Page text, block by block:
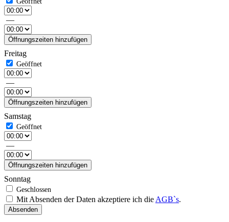
—
Öffnungszeiten hinzufügen
Freitag
—
Öffnungszeiten hinzufügen
Samstag
—
Öffnungszeiten hinzufügen
Sonntag
Mit Absenden der Daten akzeptiere ich die AGB`s.
Absenden